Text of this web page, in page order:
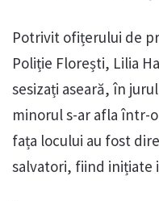
Potrivit ofițerului de
Poliție Florești, Lilia
sesizați aseară, în
minorul s-ar afla într-
fața locului au fost
salvatori, fiind inițiate